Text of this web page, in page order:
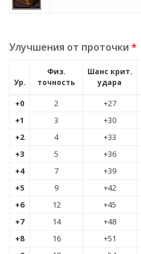
Улучшения от проточки *
Ур.
Физ.
точность
Шанс крит.
удара
+0 2 +27
+1
3 +30
+2
4 +33
+3
5 +36
+4
7 +39
+5
9 +42
+6
12 +45
+7
14 +48
+8
16 +51